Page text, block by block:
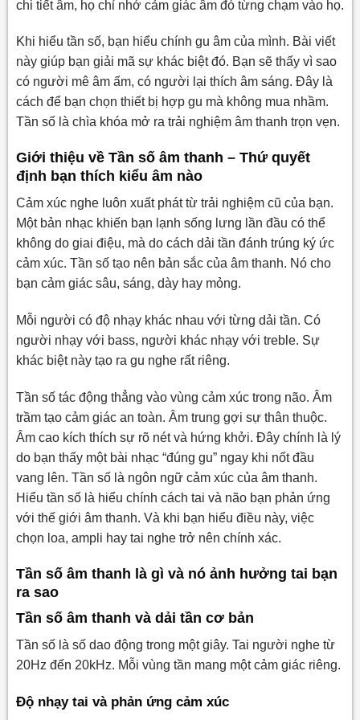
1.9. Mua thiết bị chính hãng tại LUXAUDIO
1.9.1. Thông Tin Liên Hệ LuxAudio:
chi tiết âm, họ chỉ nhớ cảm giác âm đó từng chạm vào họ.
Khi hiểu tần số, bạn hiểu chính gu âm của mình. Bài viết
này giúp bạn giải mã sự khác biệt đó. Bạn sẽ thấy vì sao
có người mê âm ấm, có người lại thích âm sáng. Đây là
cách để bạn chọn thiết bị hợp gu mà không mua nhầm.
Tần số là chìa khóa mở ra trải nghiệm âm thanh trọn vẹn.
Giới thiệu về Tần số âm thanh – Thứ quyết
định bạn thích kiểu âm nào
Cảm xúc nghe luôn xuất phát từ trải nghiệm cũ của bạn.
Một bản nhạc khiến bạn lạnh sống lưng lần đầu có thể
không do giai điệu, mà do cách dải tần đánh trúng ký ức
cảm xúc. Tần số tạo nên bản sắc của âm thanh. Nó cho
bạn cảm giác sâu, sáng, dày hay mỏng.
Mỗi người có độ nhạy khác nhau với từng dải tần. Có
người nhạy với bass, người khác nhạy với treble. Sự
khác biệt này tạo ra gu nghe rất riêng.
Tần số tác động thẳng vào vùng cảm xúc trong não. Âm
trầm tạo cảm giác an toàn. Âm trung gợi sự thân thuộc.
Âm cao kích thích sự rõ nét và hứng khởi. Đây chính là lý
do bạn thấy một bài nhạc “đúng gu” ngay khi nốt đầu
vang lên. Tần số là ngôn ngữ cảm xúc của âm thanh.
Hiểu tần số là hiểu chính cách tai và não bạn phản ứng
với thế giới âm thanh. Và khi bạn hiểu điều này, việc
chọn loa, ampli hay tai nghe trở nên chính xác.
Tần số âm thanh là gì và nó ảnh hưởng tai bạn
ra sao
Tần số âm thanh và dải tần cơ bản
Tần số là số dao động trong một giây. Tai người nghe từ
20Hz đến 20kHz. Mỗi vùng tần mang một cảm giác riêng.
Độ nhạy tai và phản ứng cảm xúc